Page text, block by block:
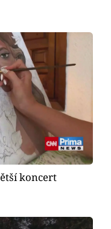
koncert